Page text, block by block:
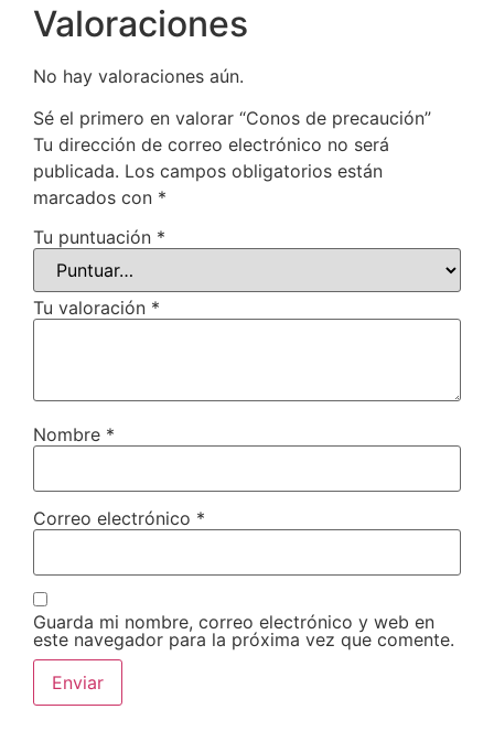
Valoraciones
No hay valoraciones aún.
Sé el primero en valorar “Conos de precaución”
Tu dirección de correo electrónico no será
publicada. Los campos obligatorios están
marcados con *
Tu puntuación *
Tu valoración *
Nombre *
Correo electrónico *
Guarda mi nombre, correo electrónico y web en
este navegador para la próxima vez que comente.